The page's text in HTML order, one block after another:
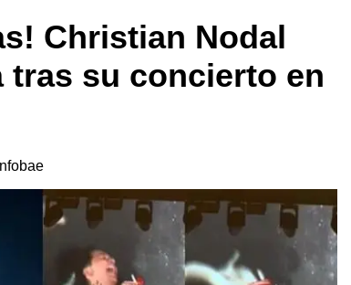
Christian Nodal
tras su concierto en
Infobae